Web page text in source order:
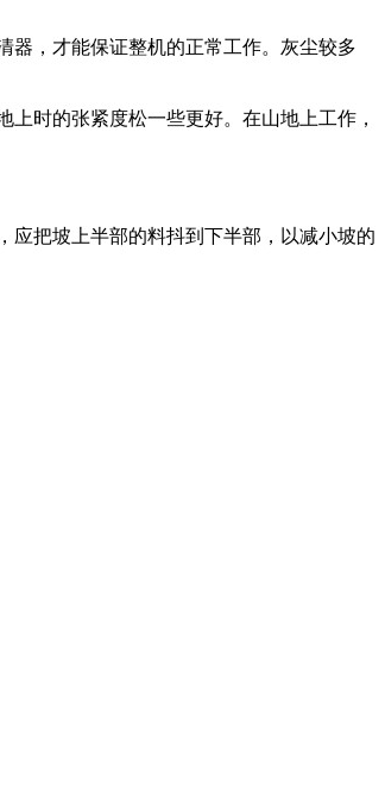
器，才能保证整机的正常工作。灰尘较多
时的张紧度松一些更好。在山地上工作，
应把坡上半部的料抖到下半部，以减小坡的